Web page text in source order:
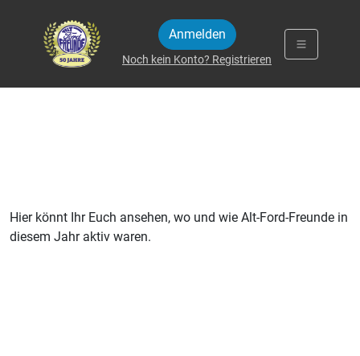
Anmelden
Noch kein Konto? Registrieren
Hier könnt Ihr Euch ansehen, wo und wie Alt-Ford-Freunde in
diesem Jahr aktiv waren.